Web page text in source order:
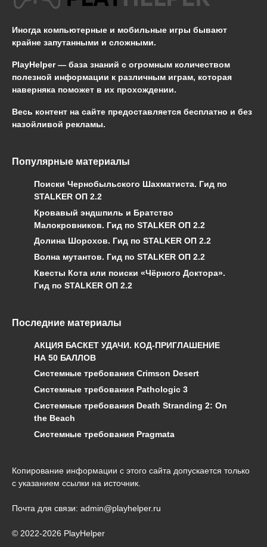
Иногда компьютерные и мобильные игры бывают
крайне запутанными и сложными.
PlayHelper — база знаний с огромным количеством
полезной информации к различным играм, которая
наверняка поможет в их прохождении.
Весь контент на сайте предоставляется бесплатно и без
назойливой рекламы.
Популярные материалы
Поиски Чернобыльского Шахматиста. Гид по
STALKER ОП 2.2
Кровавый эндшпиль и Братство
Малокровников. Гид по STALKER ОП 2.2
Долина Шорохов. Гид по STALKER ОП 2.2
Волна мутантов. Гид по STALKER ОП 2.2
Квесты Кота или поиски «Чёрного Доктора».
Гид по STALKER ОП 2.2
Последние материалы
АКЦИЯ БАСКЕТ УДАЧИ. КОД-ПРИГЛАШЕНИЕ
НА 50 БАЛЛОВ
Системные требования Crimson Desert
Системные требования Pathologic 3
Системные требования Death Stranding 2: On
the Beach
Системные требования Pragmata
Копирование информации с этого сайта допускается только
с указанием ссылки на источник.
Почта для связи: admin@playhelper.ru
© 2022-2026 PlayHelper